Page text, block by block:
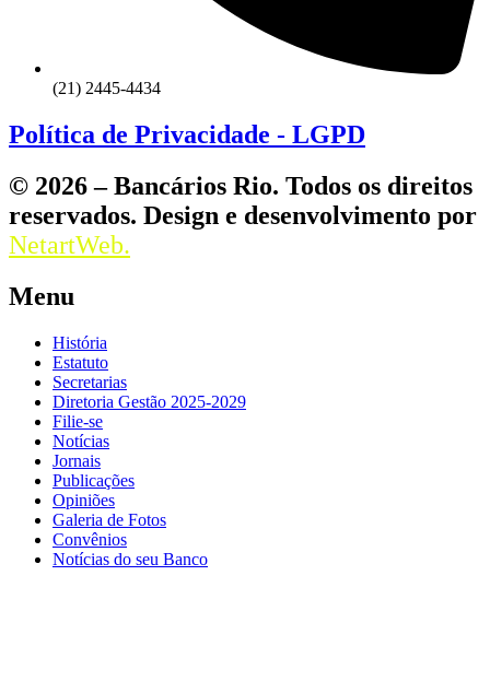
(21) 2445-4434
Política de Privacidade - LGPD
© 2026 – Bancários Rio. Todos os direitos
reservados. Design e desenvolvimento por
NetartWeb.
Menu
História
Estatuto
Secretarias
Diretoria Gestão 2025-2029
Filie-se
Notícias
Jornais
Publicações
Opiniões
Galeria de Fotos
Convênios
Notícias do seu Banco